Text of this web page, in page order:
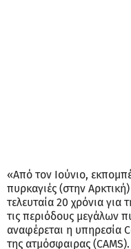
«Από τον Ιούνιο,
πυρκαγιές (στην
τελευταία 20 χρόνια
τις περιόδους μεγάλων
αναφέρεται η υπηρεσία
της ατμόσφαιρας